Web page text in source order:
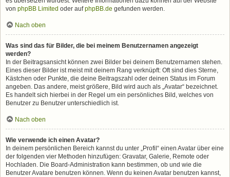
von phpBB Limited oder aufphpBB.de gefunden werden.
Nach oben
Was sind das für Bilder, die bei meinem Benutzernamen angezeigt
werden?
In der Beitragsansicht können zwei Bilder bei deinem Benutzernamen stehen.
Eines dieser Bilder ist meist mit deinem Rang verknüpft: Oft sind dies Sterne,
Kästchen oder Punkte, die deine Beitragszahl oder deinen Status im Forum
angeben. Das andere, meist größere, Bild wird auch als „Avatar“ bezeichnet.
Es handelt sich hierbei in der Regel um ein persönliches Bild, welches von
Benutzer zu Benutzer unterschiedlich ist.
Nach oben
Wie verwende ich einen Avatar?
In deinem persönlichen Bereich kannst du unter „Profil“ einen Avatar über eine
der folgenden vier Methoden hinzufügen: Gravatar, Galerie, Remote oder
Hochladen. Die Board-Administration kann bestimmen, ob und wie die
Benutzer Avatare benutzen können. Wenn du keinen Avatar benutzen kannst,